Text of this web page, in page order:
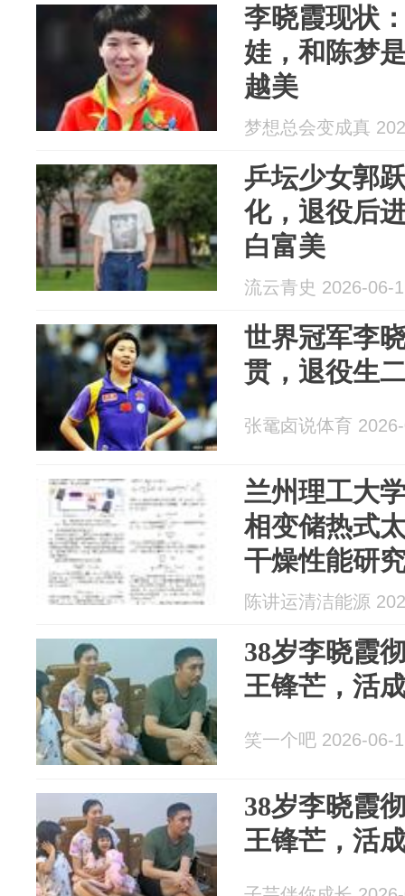
李晓霞现状
娃，和陈梦
越美
梦想总会变成真
乒坛少女郭
化，退役后
白富美
流云青史 2026-06-
世界冠军李
贯，退役生
张鼋卤说体育
兰州理工大
相变储热式
干燥性能研
陈讲运清洁能源
38岁李晓霞
王锋芒，活
笑一个吧 2026-06-
38岁李晓霞
王锋芒，活